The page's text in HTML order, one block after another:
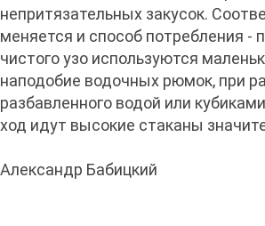
непритязательных закусок.
меняется и способ потребления -
чистого узо используются
наподобие водочных рюмок, при
разбавленного водой или
ход идут высокие стаканы
Александр Бабицкий